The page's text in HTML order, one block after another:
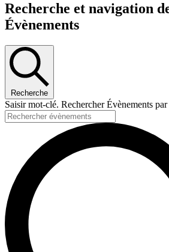
Recherche et navigation
Évènements
Recherche
Saisir mot-clé. Rechercher Évènements